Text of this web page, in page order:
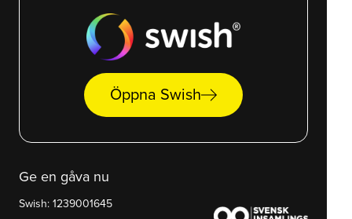
Öppna Swisharrow_right_alt
Ge en gåva nu
Swish: 1239001645